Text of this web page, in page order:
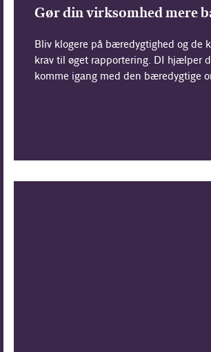
Gør din virksomhed mere
Bliv klogere på bæredygtighed og de
krav til øget rapportering. DI hjælper
komme igang med den bæredygtige